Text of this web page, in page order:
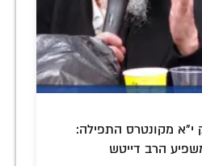
י"א מקונטרס התפילה:
הרב דייטש